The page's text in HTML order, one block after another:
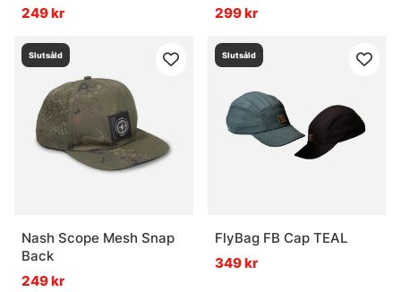
249 kr
299 kr
Slutsåld
Nash Scope Mesh Snap
Back
249 kr
Slutsåld
FlyBag FB Cap TEAL
349 kr